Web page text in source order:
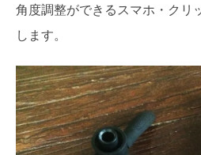
角度調整ができるスマホ・クリ
します。